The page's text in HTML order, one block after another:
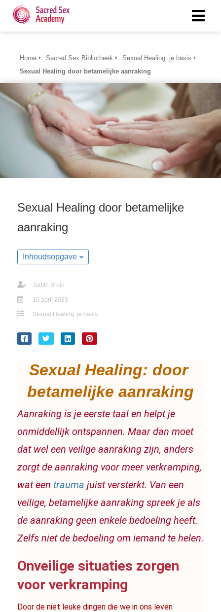
Home Sacred Sex Bibliotheek
Sexual Healing: je basis
Sexual Healing door betamelijke aanraking
Sexual Healing door betamelijke
aanraking
Inhoudsopgave
Judith Bruin
15 april 2025
Sexual Healing: je basis
Sexual Healing: door
betamelijke aanraking
Aanraking is je eerste taal en helpt je
onmiddellijk ontspannen. Maar dan moet
dat wel een veilige aanraking zijn, anders
zorgt de aanraking voor meer verkramping,
wat een trauma juist versterkt. Van een
veilige, betamelijke aanraking spreek je als
de aanraking geen enkele bedoeling heeft.
Zelfs niet de bedoeling om iemand te helen.
Onveilige situaties zorgen
voor verkramping
Door de niet leuke dingen die we in ons leven